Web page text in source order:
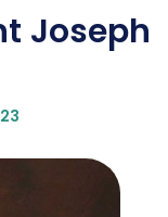
Joseph